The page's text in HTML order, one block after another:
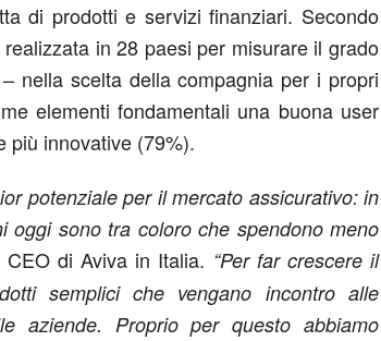
di prodotti e servizi finanziari. Secondo
in 28 paesi per misurare il grado
nella scelta della compagnia per i propri
elementi fondamentali una buona user
più innovative (79%).
potenziale per il mercato assicurativo: in
oggi sono tra coloro che spendono meno
CEO di Aviva in Italia. “Per far crescere il
semplici che vengano incontro alle
aziende. Proprio per questo abbiamo